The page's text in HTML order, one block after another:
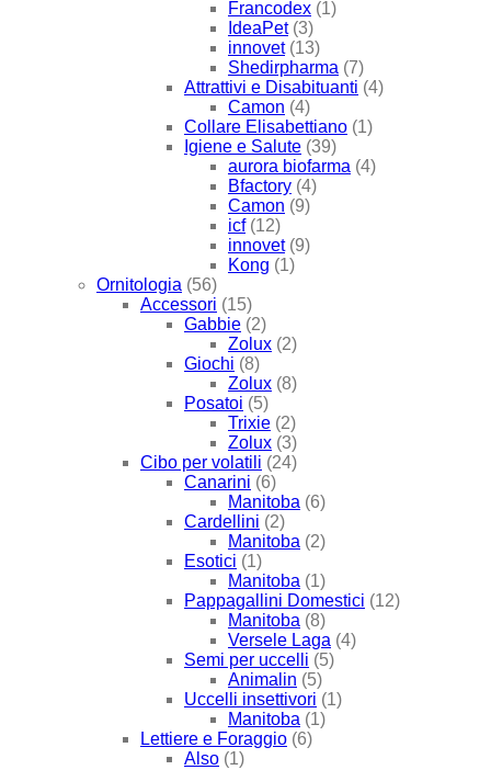
Francodex (1)
IdeaPet (3)
innovet (13)
Shedirpharma (7)
Attrattivi e Disabituanti (4)
Camon (4)
Collare Elisabettiano (1)
Igiene e Salute (39)
aurora biofarma (4)
Bfactory (4)
Camon (9)
icf (12)
innovet (9)
Kong (1)
Ornitologia (56)
Accessori (15)
Gabbie (2)
Zolux (2)
Giochi (8)
Zolux (8)
Posatoi (5)
Trixie (2)
Zolux (3)
Cibo per volatili (24)
Canarini (6)
Manitoba (6)
Cardellini (2)
Manitoba (2)
Esotici (1)
Manitoba (1)
Pappagallini Domestici (12)
Manitoba (8)
Versele Laga (4)
Semi per uccelli (5)
Animalin (5)
Uccelli insettivori (1)
Manitoba (1)
Lettiere e Foraggio (6)
Also (1)